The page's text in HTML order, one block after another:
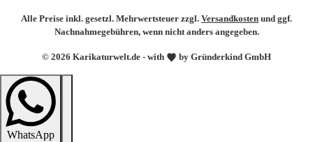
© 2026 Karikaturwelt.de - with by Gründerkind GmbH
Alle Preise inkl. gesetzl. Mehrwertsteuer zzgl. Versandkosten und ggf.
Nachnahmegebühren, wenn nicht anders angegeben.
WhatsApp